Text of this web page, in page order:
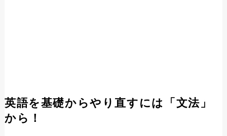
英語を基礎からやり直すには「文法」
から！